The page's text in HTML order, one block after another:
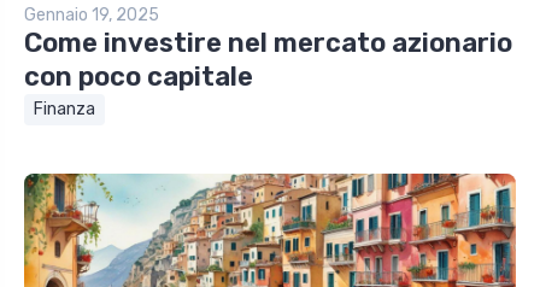
Gennaio 19, 2025
Come investire nel mercato azionario
con poco capitale
Finanza